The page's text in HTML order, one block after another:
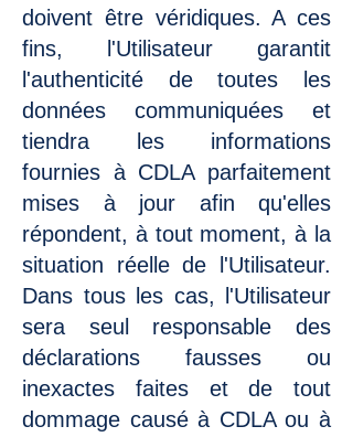
doivent être véridiques. A ces
fins, l'Utilisateur garantit
l'authenticité de toutes les
données communiquées et
tiendra les informations
fournies à CDLA parfaitement
mises à jour afin qu'elles
répondent, à tout moment, à la
situation réelle de l'Utilisateur.
Dans tous les cas, l'Utilisateur
sera seul responsable des
déclarations fausses ou
inexactes faites et de tout
dommage causé à CDLA ou à